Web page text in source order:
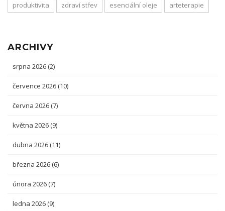
produktivita
zdraví střev esenciální oleje arteterapie
ARCHIVY
srpna 2026 (2)
července 2026 (10)
června 2026 (7)
května 2026 (9)
dubna 2026 (11)
března 2026 (6)
února 2026 (7)
ledna 2026 (9)